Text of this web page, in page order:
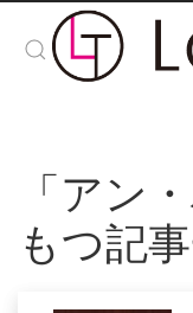
「アン
もつ記